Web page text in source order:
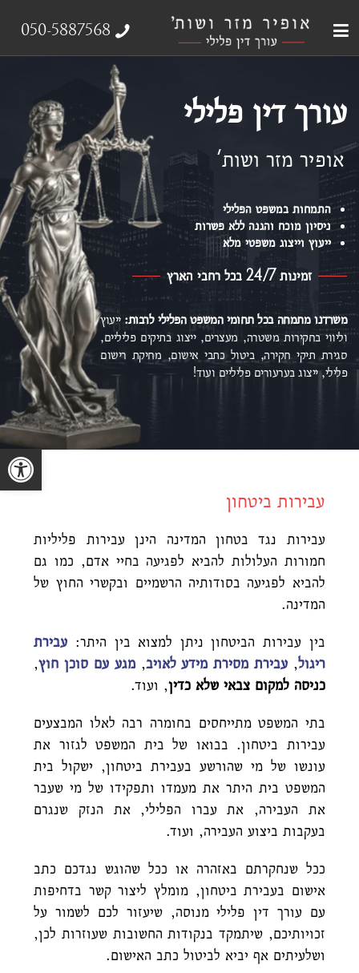
050-5887568
עורך דין פלילי
אופיר מזר ושות'
התמחות במשפט הפלילי
ניסיון מוכח והגנה ללא פשרות
ייעוץ וייצוג משפטי מלא
זמינות 24/7 בכל רחבי הארץ
משרדנו מתמחה בכל תחומי המשפט הפלילילרבות:ייעוץ
וליווי בחקירות משטרה, מעצרים, ייצוג בתיקים פליליים,
סגירת תיקי חקירה, ביטול כתבי אישום, מחיקת רישום
פלילי, ייצוג בערעורים פליליים ועוד!
עבירות ביטחון
עבירות נגד בטחון המדינה הינן עבירות פליליות
חמורות העלולות להביא לפגיעה בחיי אדם, כמו גם
להביא לפגיעה בסודותיה הרשמיים ובקשרי החוץ של
המדינה.
בין עבירות הביטחון ניתן למצוא בין היתר: עבירת
ריגול,עבירת מסירת מידע לאויב,מגע עם סוכן חוץ,
כניסה למקום צבאי שלא כדין, ועוד.
בתי המשפט מתייחסים בחומרה רבה לאלו המבצעים
עבירות ביטחון. בבואו של בית המשפט לגזור את
עונשו של מי שהורשע בעבירת ביטחון, ישקול בית
המשפט בית היתר את מעמדו ותפקידו של מי שעבר
את העבירה, את עברו הפלילי, את הנזק שנגרם
בעקבות ביצוע העבירה, ועוד.
ככל שנחקרתם באזהרה או ככל שהוגש נגדכם כתב
אישום בעבירת ביטחון, מומלץ ליצור קשר בדחיפות
עם עורך דין פלילי מנוסה, שיעזור לכם לשמור על
זכויותיכם, שיתמקד בנקודות החשובות שעוזרות לכן,
ושלעיתים אף יביא לביטול כתב האישום.
פתח סרגל נגישות